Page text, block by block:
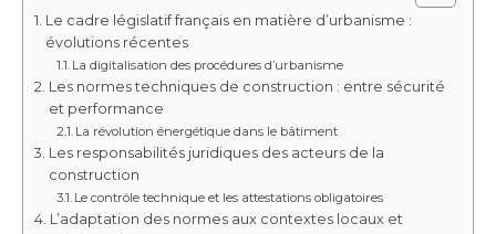
Le cadre législatif français en matière d’urbanisme :
évolutions récentes
La digitalisation des procédures d’urbanisme
Les normes techniques de construction : entre sécurité
et performance
La révolution énergétique dans le bâtiment
Les responsabilités juridiques des acteurs de la
construction
Le contrôle technique et les attestations obligatoires
L’adaptation des normes aux contextes locaux et